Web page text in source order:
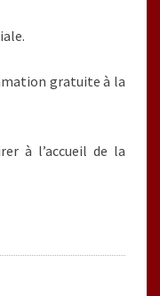
gratuite à la
à l’accueil de la